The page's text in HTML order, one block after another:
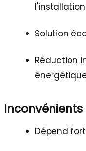
l'installation.
Solution
Réduction
Inconvénients
Dépend